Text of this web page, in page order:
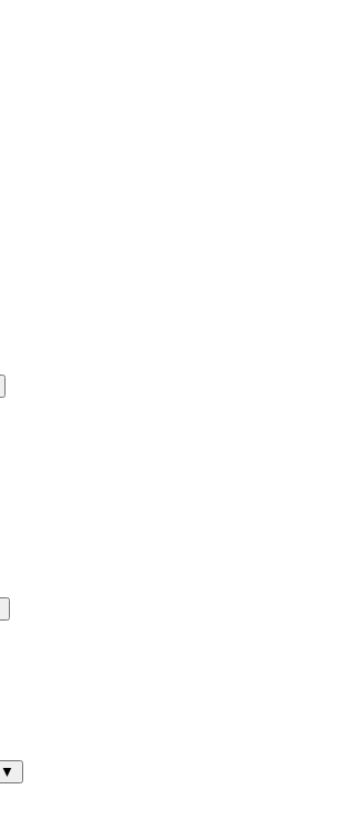
▼